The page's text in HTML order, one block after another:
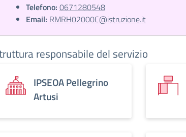
Telefono: 0671280548
Email: RMRH02000C@istruzione.it
responsabile del servizio
IPSEOA Pellegrino
Artusi